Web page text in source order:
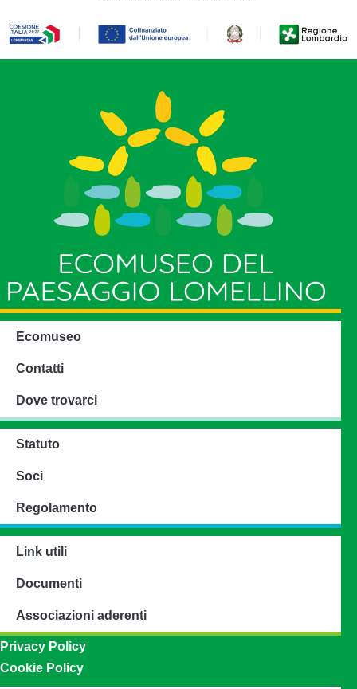
Ecomuseo
Contatti
Dove trovarci
Statuto
Soci
Regolamento
Link utili
Documenti
Associazioni aderenti
Privacy Policy
Cookie Policy